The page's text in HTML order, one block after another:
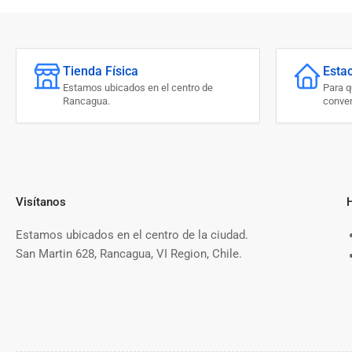
Tienda Física
Estamos ubicados en el centro de
Rancagua.
Para
Visítanos
Estamos ubicados en el centro de la ciudad.
San Martin 628, Rancagua, VI Region, Chile.